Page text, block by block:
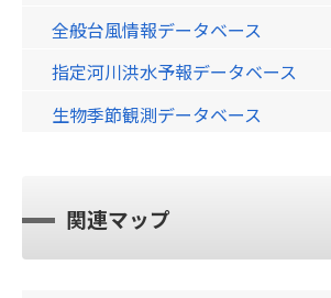
全般台風情報データベース
指定河川洪水予報データベース
生物季節観測データベース
関連マップ